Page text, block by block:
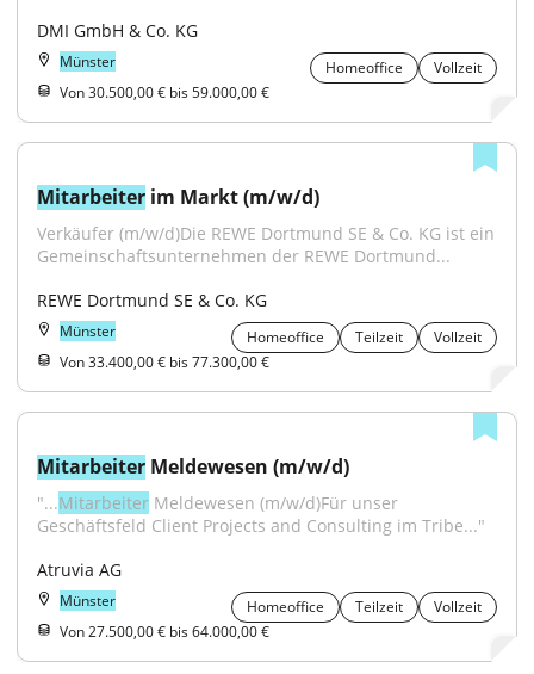
DMI GmbH & Co. KG
Münster Homeoffice
Vollzeit
Von 30.500,00 € bis 59.000,00 €
Mitarbeiter im Markt (m/w/d)
Verkäufer (m/w/d)Die REWE Dortmund SE & Co. KG ist ein
Gemeinschaftsunternehmen der REWE Dortmund...
REWE Dortmund SE & Co. KG
Münster Homeoffice Teilzeit
Vollzeit
Von 33.400,00 € bis 77.300,00 €
Mitarbeiter Meldewesen (m/w/d)
"...Mitarbeiter Meldewesen (m/w/d)Für unser
Geschäftsfeld Client Projects and Consulting im Tribe..."
Atruvia AG
Münster Homeoffice Teilzeit
Vollzeit
Von 27.500,00 € bis 64.000,00 €